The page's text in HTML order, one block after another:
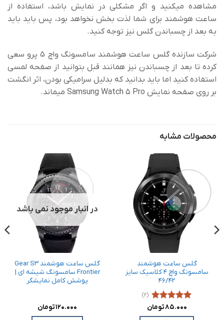
مشاهده میکنید و اگر مشکلی در نمایش باشد، استفاده از
ساعت هوشمند برای شما لذت بخش نخواهد بود، پس باید باید
به بعد از چسباندن گلس نیز توجه کنید.
شرکت سازنده گلس ساعت هوشمند سامسونگ واچ 5 پرو سعی
کرده تا بعد از چسباندن نیز همانند قبل بتوانید از صفحه لمسی
استفاده کنید اما باید بدانید که بدلیل سرامیکی بودن، اثر انگشت
بر روی صفحه نمایش Samsung Watch 5 Pro میماند.
محصولات مشابه
گلس ساعت هوشمند
سامسونگ واچ 4 کلاسیک سایز
46/42
نمره5از
5
(2)
85.000تومان
در انبار موجود نمی باشد
گلس ساعت هوشمند Gear S3
Frontier سامسونگ شیشه ای |
پوشش کامل نمایشگر
120.000تومان